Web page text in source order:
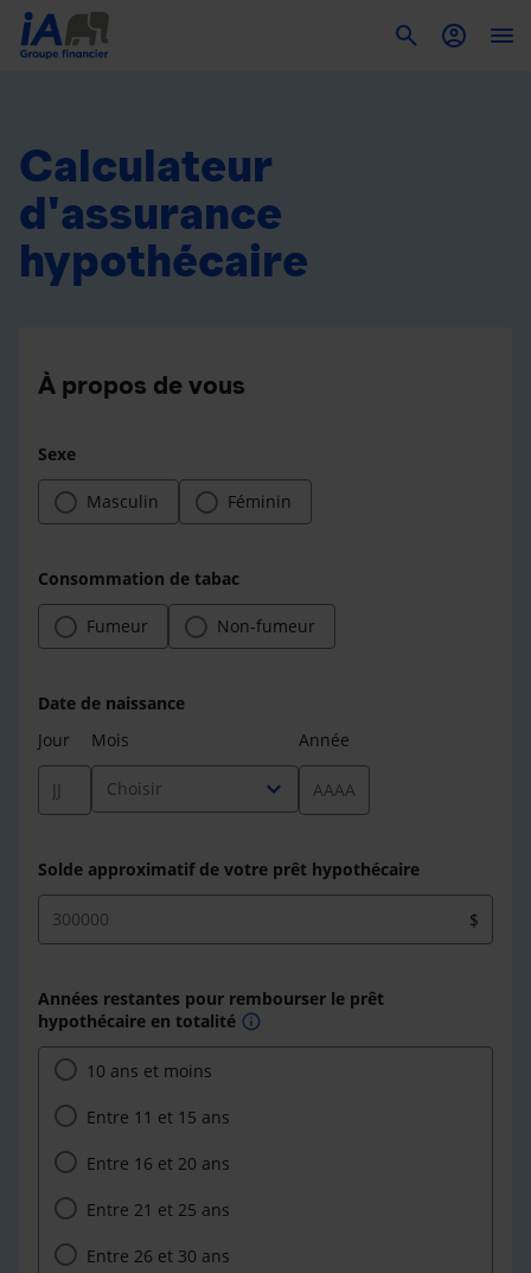
Calculateur
d'assurance
hypothécaire
À propos de vous
Sexe
Masculin Féminin
Consommation de tabac
Fumeur Non-fumeur
Date de naissance
Jour
Mois
Choisir expand_more
Année
Solde approximatif de votre prêt hypothécaire
$
Années restantes pour rembourser le prêt
hypothécaire en totalité info
10 ans et moins
Entre 11 et 15 ans
Entre 16 et 20 ans
Entre 21 et 25 ans
Entre 26 et 30 ans